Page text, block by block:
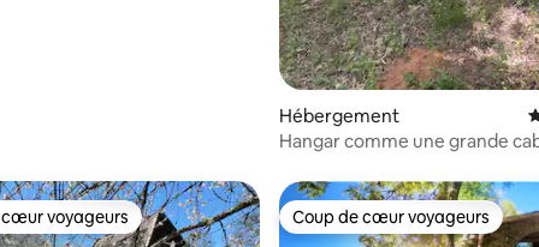
Hébergement
Hangar comme une grande
cœur voyageurs
voyageurs Coup de cœur voyageurs
Coup de cœur voyageurs